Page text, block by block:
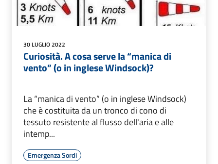
30 LUGLIO 2022
Curiosità. A cosa serve la “manica di
vento” (o in inglese Windsock)?
La “manica di vento” (o in inglese Windsock)
che è costituita da un tronco di cono di
tessuto resistente al flusso dell'aria e alle
intemp...
Emergenza Sordi